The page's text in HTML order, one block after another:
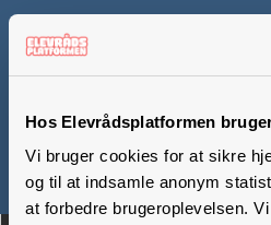
Hos Elevrådsplatformen
Vi bruger cookies for at sikre
og til at indsamle anonym
at forbedre brugeroplevelsen.
Om Medlemmer